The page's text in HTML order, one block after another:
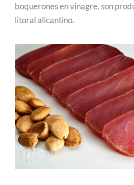
boquerones en vinagre, son
litoral alicantino.